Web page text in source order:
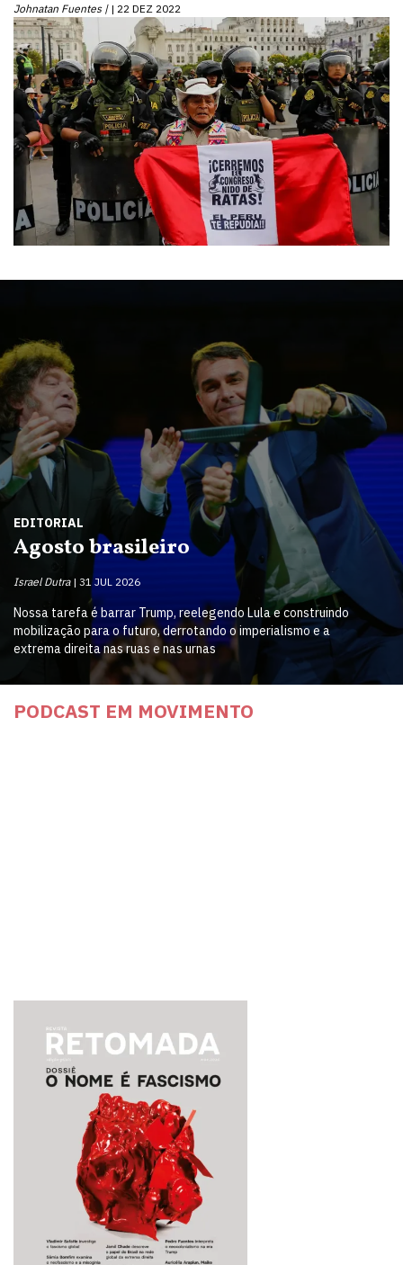
Johnatan Fuentes | 22 DEZ 2022
EDITORIAL
Agosto brasileiro
Israel Dutra 31 JUL 2026
Nossa tarefa é barrar Trump, reelegendo Lula e construindo
mobilização para o futuro, derrotando o imperialismo e a
extrema direita nas ruas e nas urnas
PODCAST EM MOVIMENTO